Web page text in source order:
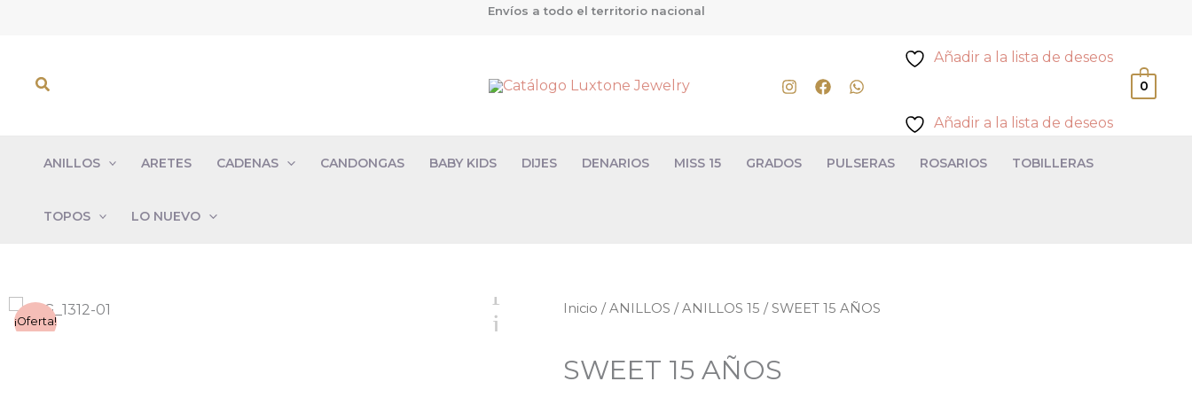
Envíos a todo el territorio nacional
Buscar
Añadir a la lista de deseos
Añadir a la lista de deseos
0
ANILLOS ARETES CADENAS CANDONGAS BABY KIDS DIJES DENARIOS MISS 15 GRADOS PULSERAS ROSARIOS TOBILLERAS
TOPOS LO NUEVO
¡Oferta!
Inicio /ANILLOS /ANILLOS 15 / SWEET 15 AÑOS
SWEET 15 AÑOS